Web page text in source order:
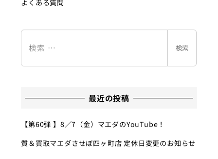
よくある質問
検索
最近の投稿
【第60弾 】8／7（金）マエダのYouTube！
質＆買取マエダさせぼ四ヶ町店 定休日変更のお知らせ